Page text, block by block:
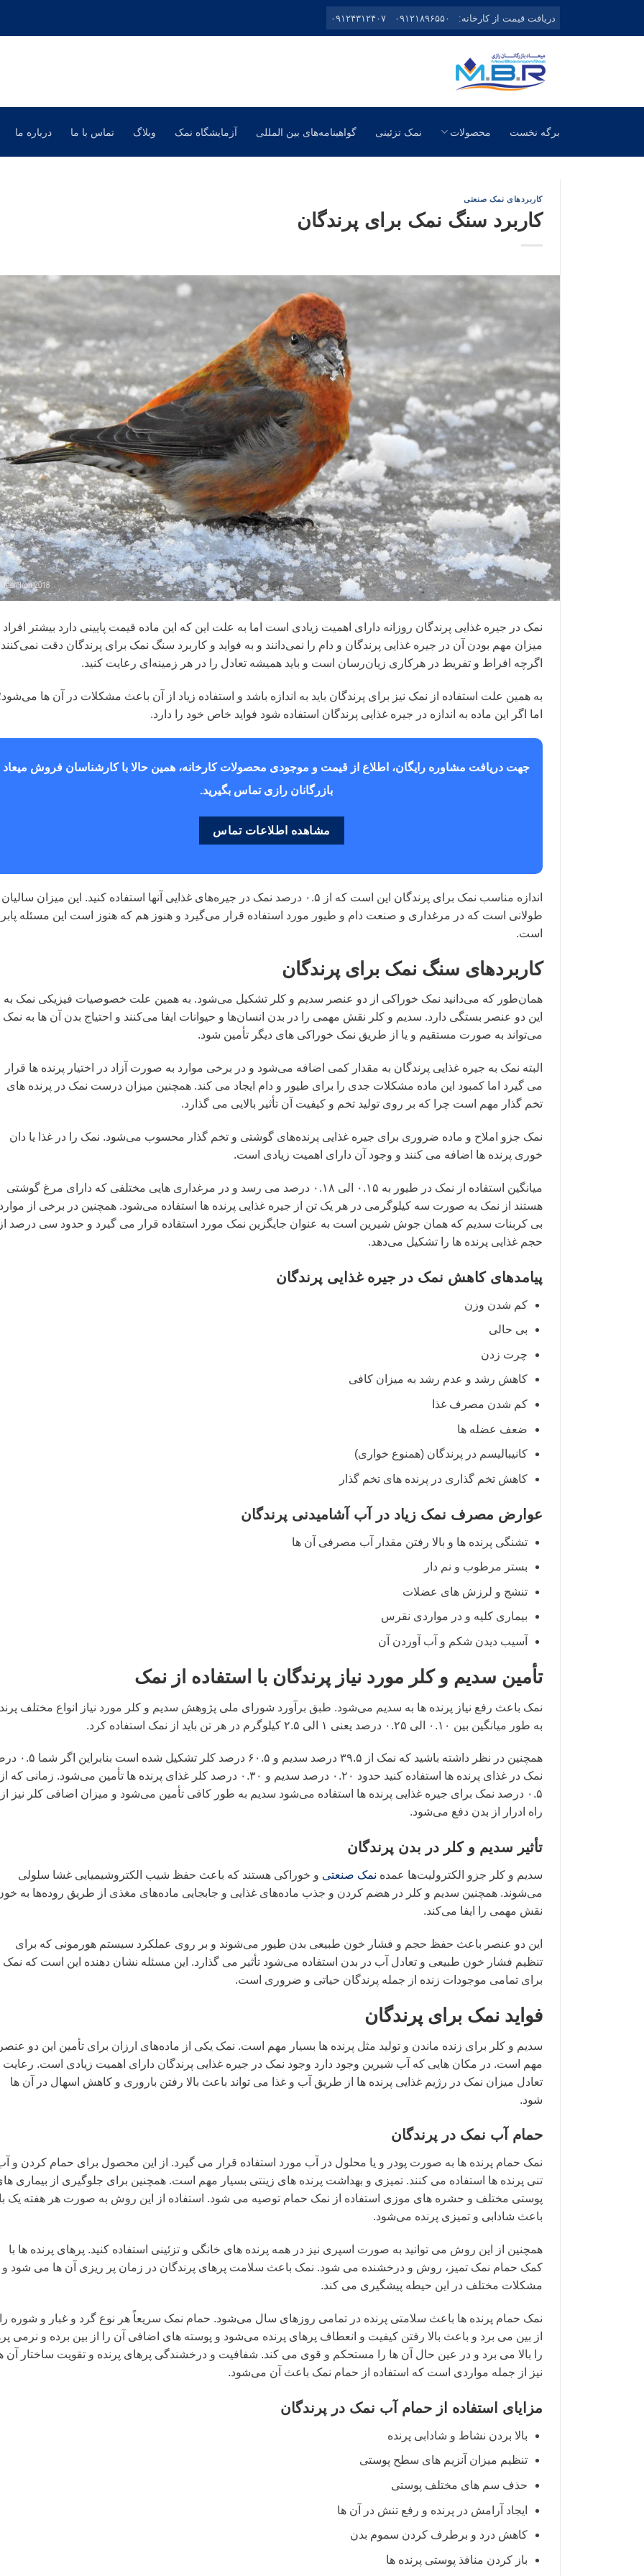
دریافت قیمت از کارخانه: ۰۹۱۲۱۸۹۶۵۵۰ ۰۹۱۲۴۳۱۲۴۰۷
برگه نخست محصولات نمک تزئینی گواهینامه‌های بین المللی آزمایشگاه نمک وبلاگ تماس با ما درباره ما
کاربردهای نمک صنعتی
کاربرد سنگ نمک برای پرندگان
نمک در جیره غذایی پرندگان روزانه دارای اهمیت زیادی است اما به علت این که این ماده قیمت پایینی دارد بیشتر افراد
میزان مهم بودن آن در جیره غذایی پرندگان و دام را نمی‌دانند و به فواید و کاربرد سنگ نمک برای پرندگان دقت
اگرچه افراط و تفریط در هرکاری زیان‌رسان است و باید همیشه تعادل را در هر زمینه‌ای رعایت کنید.
به همین علت استفاده از نمک نیز برای پرندگان باید به اندازه باشد و استفاده زیاد از آن باعث مشکلات در آن ها
اما اگر این ماده به اندازه در جیره غذایی پرندگان استفاده شود فواید خاص خود را دارد.
جهت دریافت مشاوره رایگان، اطلاع از قیمت و موجودی محصولات کارخانه، همین حالا با کارشناسان فروش میعاد
بازرگانان رازی تماس بگیرید.
مشاهده اطلاعات تماس
اندازه مناسب نمک برای پرندگان این است که از ۰.۵ درصد نمک در جیره‌های غذایی آنها استفاده کنید. این میزان سالیان
طولانی است که در مرغداری و صنعت دام و طیور مورد استفاده قرار می‌گیرد و هنوز هم که هنوز است این مسئله
است.
کاربردهای سنگ نمک برای پرندگان
همان‌طور که می‌دانید نمک خوراکی از دو عنصر سدیم و کلر تشکیل می‌شود. به همین علت خصوصیات فیزیکی نمک به
این دو عنصر بستگی دارد. سدیم و کلر نقش مهمی را در بدن انسان‌ها و حیوانات ایفا می‌کنند و احتیاج بدن آن ها به نمک
می‌تواند به صورت مستقیم و یا از طریق نمک خوراکی های دیگر تأمین شود.
البته نمک به جیره غذایی پرندگان به مقدار کمی اضافه می‌شود و در برخی موارد به صورت آزاد در اختیار پرنده ها قرار
می گیرد اما کمبود این ماده مشکلات جدی را برای طیور و دام ایجاد می کند. همچنین میزان درست نمک در پرنده های
تخم گذار مهم است چرا که بر روی تولید تخم و کیفیت آن تأثیر بالایی می گذارد.
نمک جزو املاح و ماده ضروری برای جیره غذایی پرنده‌های گوشتی و تخم گذار محسوب می‌شود. نمک را در غذا یا دان
خوری پرنده ها اضافه می کنند و وجود آن دارای اهمیت زیادی است.
میانگین استفاده از نمک در طیور به ۰.۱۵ الی ۰.۱۸ درصد می رسد و در مرغداری هایی مختلفی که دارای مرغ گوشتی
هستند از نمک به صورت سه کیلوگرمی در هر یک تن از جیره غذایی پرنده ها استفاده می‌شود. همچنین در برخی از
بی کربنات سدیم که همان جوش شیرین است به عنوان جایگزین نمک مورد استفاده قرار می گیرد و حدود سی درصد
حجم غذایی پرنده ها را تشکیل می‌دهد.
پیامدهای کاهش نمک در جیره غذایی پرندگان
کم شدن وزن
بی حالی
چرت زدن
کاهش رشد و عدم رشد به میزان کافی
کم شدن مصرف غذا
ضعف عضله ها
کانیبالیسم در پرندگان (همنوع خواری)
کاهش تخم گذاری در پرنده های تخم گذار
عوارض مصرف نمک زیاد در آب آشامیدنی پرندگان
تشنگی پرنده ها و بالا رفتن مقدار آب مصرفی آن ها
بستر مرطوب و نم دار
تنشج و لرزش های عضلات
بیماری کلیه و در مواردی نقرس
آسیب دیدن شکم و آب آوردن آن
تأمین سدیم و کلر مورد نیاز پرندگان با استفاده از نمک
نمک باعث رفع نیاز پرنده ها به سدیم می‌شود. طبق برآورد شورای ملی پژوهش سدیم و کلر مورد نیاز انواع مختلف
به طور میانگین بین ۰.۱۰ الی ۰.۲۵ درصد یعنی ۱ الی ۲.۵ کیلوگرم در هر تن باید از نمک استفاده کرد.
همچنین در نظر داشته باشید که نمک از ۳۹.۵ درصد سدیم و ۶۰.۵
نمک در غذای پرنده ها استفاده کنید حدود ۰.۲۰ درصد سدیم و ۰.۳۰ درصد کلر غذای پرنده ها تأمین می‌شود. زمانی که از
۰.۵ درصد نمک برای جیره غذایی پرنده ها استفاده می‌شود سدیم به طور کافی تأمین می‌شود و میزان اضافی کلر نیز از
راه ادرار از بدن دفع می‌شود.
تأثیر سدیم و کلر در بدن پرندگان
سدیم و کلر جزو الکترولیت‌ها عمده نمک صنعتی و خوراکی هستند که باعث حفظ شیب الکتروشیمیایی غشا سلولی
می‌شوند. همچنین سدیم و کلر در هضم کردن و جذب ماده‌های غذایی و جابجایی ماده‌های مغذی از طریق روده‌ها به
نقش مهمی را ایفا می‌کند.
این دو عنصر باعث حفظ حجم و فشار خون طبیعی بدن طیور می‌شوند و بر روی عملکرد سیستم هورمونی که برای
تنظیم فشار خون طبیعی و تعادل آب در بدن استفاده می‌شود تأثیر می گذارد. این مسئله نشان دهنده این است که نمک
برای تمامی موجودات زنده از جمله پرندگان حیاتی و ضروری است.
فواید نمک برای پرندگان
سدیم و کلر برای زنده ماندن و تولید مثل پرنده ها بسیار مهم است. نمک یکی از ماده‌های ارزان برای تأمین این دو
مهم است. در مکان هایی که آب شیرین وجود دارد وجود نمک در جیره غذایی پرندگان دارای اهمیت زیادی است. رعایت
تعادل میزان نمک در رژیم غذایی پرنده ها از طریق آب و غذا می تواند باعث بالا رفتن باروری و کاهش اسهال در آن ها
شود.
حمام آب نمک در پرندگان
نمک حمام پرنده ها به صورت پودر و یا محلول در آب مورد استفاده قرار می گیرد. از این محصول برای حمام کردن و
تنی پرنده ها استفاده می کنند. تمیزی و بهداشت پرنده های زینتی بسیار مهم است. همچنین برای جلوگیری از بیماری
پوستی مختلف و حشره های موزی استفاده از نمک حمام توصیه می شود. استفاده از این روش به صورت هر هفته یک
باعث شادابی و تمیزی پرنده می‌شود.
همچنین از این روش می توانید به صورت اسپری نیز در همه پرنده های خانگی و تزئینی استفاده کنید. پرهای پرنده ها با
کمک حمام نمک تمیز، روش و درخشنده می شود. نمک باعث سلامت پرهای پرندگان در زمان پر ریزی آن ها می شود و
مشکلات مختلف در این حیطه پیشگیری می کند.
نمک حمام پرنده ها باعث سلامتی پرنده در تمامی روزهای سال می‌شود. حمام نمک سریعاً هر نوع گرد و غبار و شوره را
از بین می برد و باعث بالا رفتن کیفیت و انعطاف پرهای پرنده می‌شود و پوسته های اضافی آن را از بین برده و نرمی
را بالا می برد و در عین حال آن ها را مستحکم و قوی می کند. شفافیت و درخشندگی پرهای پرنده و تقویت ساختار آن
نیز از جمله مواردی است که استفاده از حمام نمک باعث آن می‌شود.
مزایای استفاده از حمام آب نمک در پرندگان
بالا بردن نشاط و شادابی پرنده
تنظیم میزان آنزیم های سطح پوستی
حذف سم های مختلف پوستی
ایجاد آرامش در پرنده و رفع تنش در آن ها
کاهش درد و برطرف کردن سموم بدن
باز کردن منافذ پوستی پرنده ها